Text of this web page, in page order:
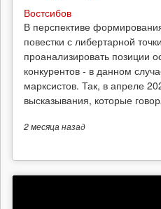
Востсибов
В перспективе
повестки с либертарной
проанализировать позиции
конкурентов - в данном
марксистов. Так, в апреле
высказывания, которые
2 месяцаназад